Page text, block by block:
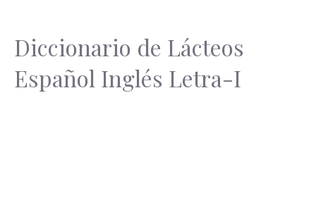
Diccionario de Lácteos
Español Inglés Letra-I